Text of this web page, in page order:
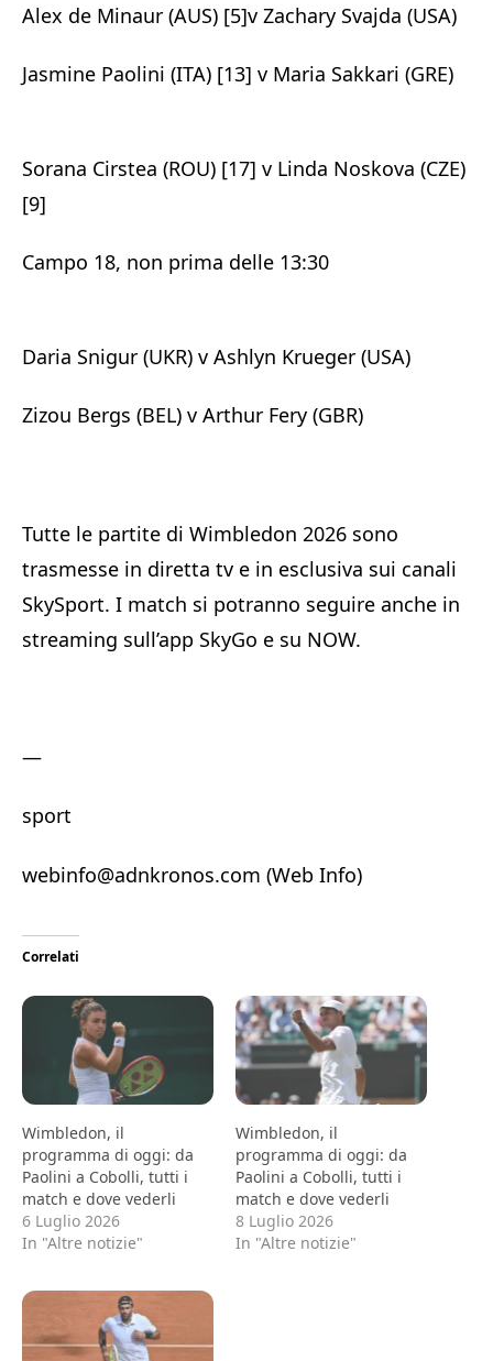
Alex de Minaur (AUS) [5]v Zachary Svajda (USA)
Jasmine Paolini (ITA) [13] v Maria Sakkari (GRE)
Sorana Cirstea (ROU) [17] v Linda Noskova (CZE)
[9]
Campo 18, non prima delle 13:30
Daria Snigur (UKR) v Ashlyn Krueger (USA)
Zizou Bergs (BEL) v Arthur Fery (GBR)
Tutte le partite di Wimbledon 2026 sono
trasmesse in diretta tv e in esclusiva sui canali
SkySport. I match si potranno seguire anche in
streaming sull’app SkyGo e su NOW.
—
sport
webinfo@adnkronos.com (Web Info)
Correlati
Wimbledon, il
programma di oggi: da
Paolini a Cobolli, tutti i
match e dove vederli
6 Luglio 2026
In "Altre notizie"
Wimbledon, il
programma di oggi: da
Paolini a Cobolli, tutti i
match e dove vederli
8 Luglio 2026
In "Altre notizie"